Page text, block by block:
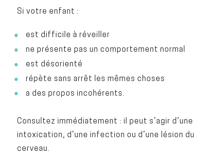
Si votre enfant :
est difficile à réveiller
ne présente pas un comportement normal
est désorienté
répète sans arrêt les mêmes choses
a des propos incohérents.
Consultez immédiatement : il peut s’agir d’une
intoxication, d’une infection ou d’une lésion du
cerveau.